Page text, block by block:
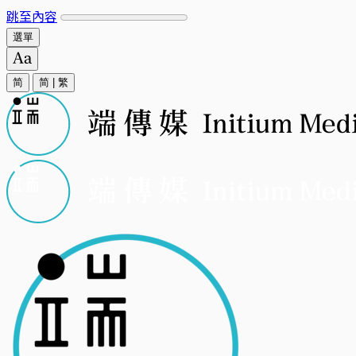
跳至內容
選單
简 简 繁